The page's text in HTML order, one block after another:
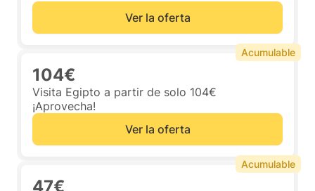
Ver la oferta
104€
Visita Egipto a partir de solo 104€
¡Aprovecha!
Ver la oferta
Acumulable
47€
Acumulable